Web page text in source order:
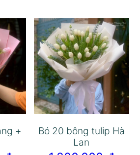
+
Bó 20 bông tulip Hà
Lan